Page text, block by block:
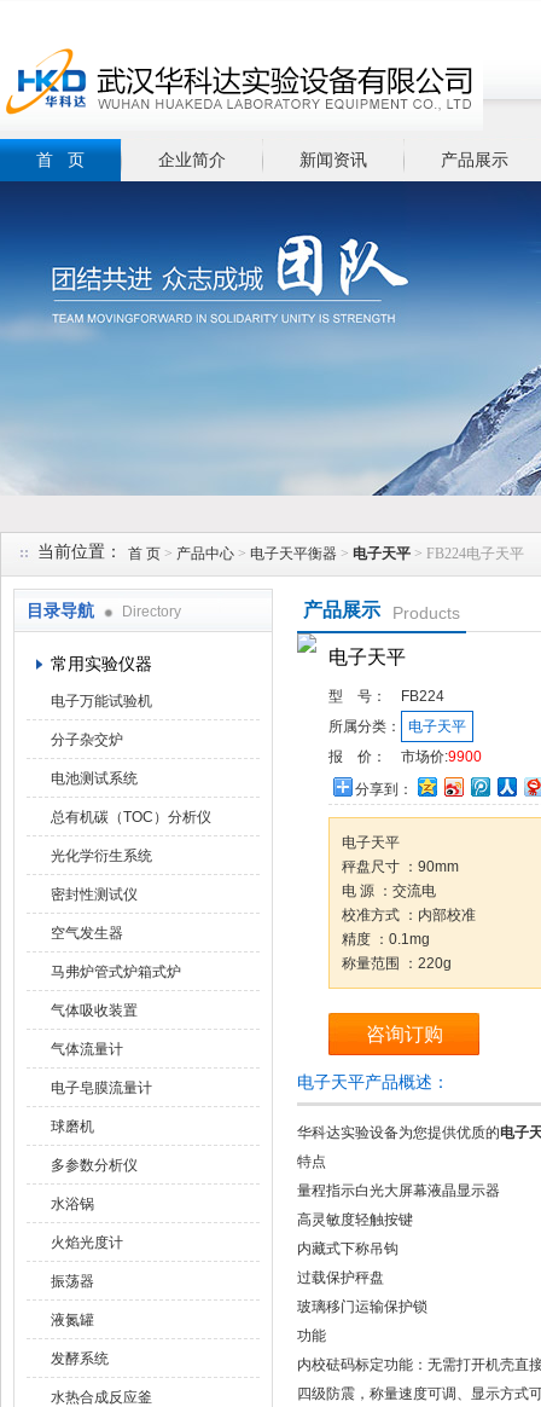
首 页 企业简介 新闻资讯 产品展示
当前位置： 首 页 > 产品中心 > 电子天平衡器 > 电子天平 > FB224电子天平
目录导航 Directory
常用实验仪器
电子万能试验机
分子杂交炉
电池测试系统
总有机碳（TOC）分析仪
光化学衍生系统
密封性测试仪
空气发生器
马弗炉管式炉箱式炉
气体吸收装置
气体流量计
电子皂膜流量计
球磨机
多参数分析仪
水浴锅
火焰光度计
振荡器
液氮罐
发酵系统
水热合成反应釜
产品展示 Products
电子天平
型 号：
FB224
所属分类：
电子天平
报 价：
市场价:9900
分享到：
电子天平
秤盘尺寸 ：90mm
电 源 ：交流电
校准方式 ：内部校准
精度 ：0.1mg
称量范围 ：220g
咨询订购
电子天平产品概述：
华科达实验设备为您提供优质的电子
特点
量程指示白光大屏幕液晶显示器
高灵敏度轻触按键
内藏式下称吊钩
过载保护秤盘
玻璃移门运输保护锁
功能
内校砝码标定功能：无需打开机壳直
四级防震，称量速度可调、显示方式